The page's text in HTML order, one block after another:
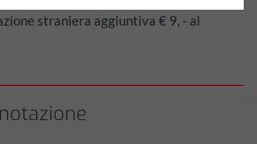
straniera aggiuntiva € 9, - al